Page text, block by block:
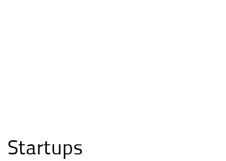
Startups